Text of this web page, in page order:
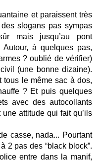
et paraissent très
slogans pas sympas
mais jusqu’au pont
à quelques pas,
? oublié de vérifier)
(une bonne dizaine).
tous le même sac à dos,
? Et puis quelques
avec des autocollants
attitude qui fait qu’ils
casse, nada... Pourtant
2 pas des “black block”.
entre dans la manif,